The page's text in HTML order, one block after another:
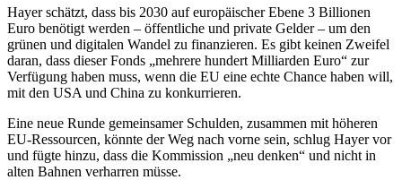
Hayer schätzt, dass bis 2030 auf europäischer Ebene 3 Billionen
Euro benötigt werden – öffentliche und private Gelder – um den
grünen und digitalen Wandel zu finanzieren. Es gibt keinen Zweifel
daran, dass dieser Fonds „mehrere hundert Milliarden Euro“ zur
Verfügung haben muss, wenn die EU eine echte Chance haben will,
mit den USA und China zu konkurrieren.
Eine neue Runde gemeinsamer Schulden, zusammen mit höheren
EU-Ressourcen, könnte der Weg nach vorne sein, schlug Hayer vor
und fügte hinzu, dass die Kommission „neu denken“ und nicht in
alten Bahnen verharren müsse.